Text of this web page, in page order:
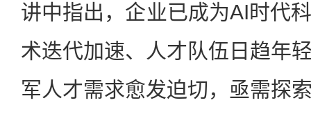
讲中指出，企业已成为AI时代
术迭代加速、人才队伍日趋年
军人才需求愈发迫切，亟需探